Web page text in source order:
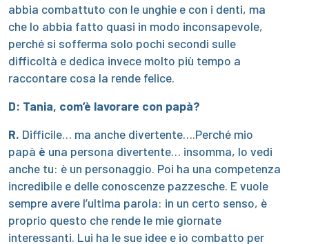
abbia combattuto con le unghie e con i denti, ma
che lo abbia fatto quasi in modo inconsapevole,
perché si sofferma solo pochi secondi sulle
difficoltà e dedica invece molto più tempo a
raccontare cosa la rende felice.
D: Tania, com’è lavorare con papà?
R. Difficile… ma anche divertente….Perché mio
papà è una persona divertente… insomma, lo vedi
anche tu: è un personaggio. Poi ha una competenza
incredibile e delle conoscenze pazzesche. E vuole
sempre avere l’ultima parola: in un certo senso, è
proprio questo che rende le mie giornate
interessanti. Lui ha le sue idee e io combatto per